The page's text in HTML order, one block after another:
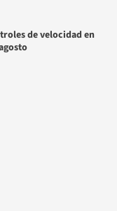
de velocidad en